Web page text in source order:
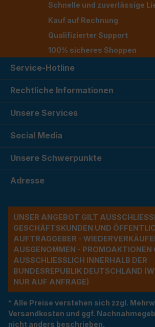
Schnelle und zuverlässige
Kauf auf Rechnung
Qualifizierter Support
100% sicheres Shoppen
Service-Hotline
Rechtliche Informationen
Unsere Services
Social Media
Unsere Schwerpunkte
Adresse
UNSER ANGEBOT GILT
ESCHÄFTSKUNDEN UND
UFTRAGGEBER - WIEDERVERKÄUFER
USGENOMMEN - PROMOAKTIONEN
USSCHLIESSLICH INNERHALB DER BU
NDESREPUBLIK DEUTSCHLAND
R AUF ANFRAGE)
* Alle Preise verstehen sich zzgl.
Versandkosten und ggf.
nicht anders beschrieben.